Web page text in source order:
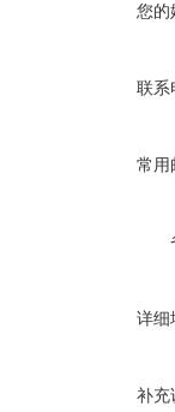
您的
联系
常用
详细
补充